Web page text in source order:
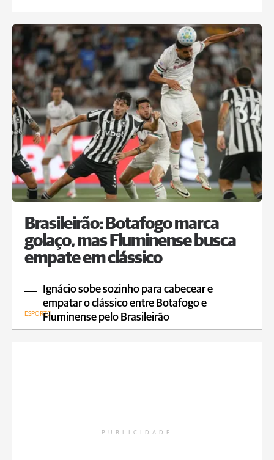
Brasileirão: Botafogo marca
golaço, mas Fluminense busca
empate em clássico
Ignácio sobe sozinho para cabecear e
empatar o clássico entre Botafogo e
Fluminense pelo Brasileirão
ESPORTE
PUBLICIDADE